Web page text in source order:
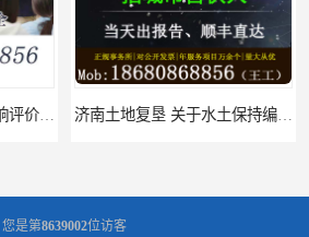
济南土地复垦 关于水土保持编制 服务
您是第8639002位访客